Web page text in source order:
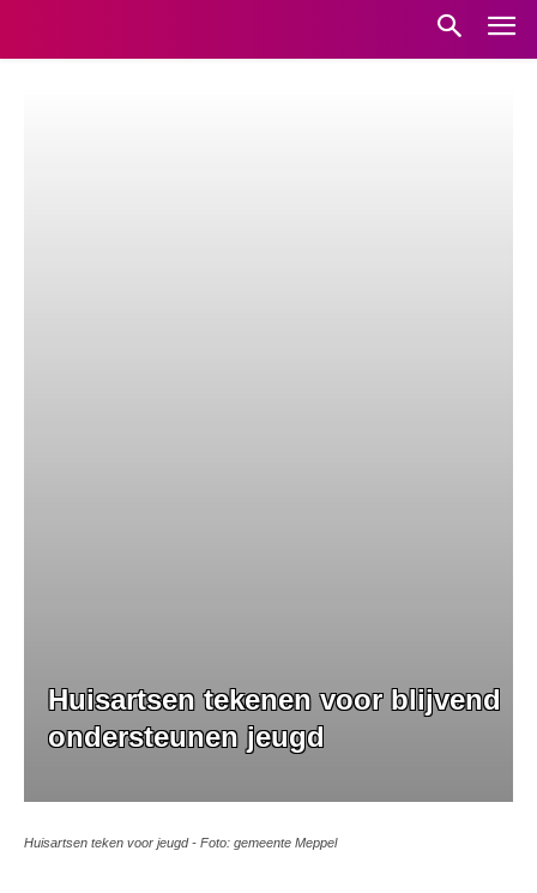
Huisartsen tekenen voor blijvend
ondersteunen jeugd
Huisartsen teken voor jeugd - Foto: gemeente Meppel